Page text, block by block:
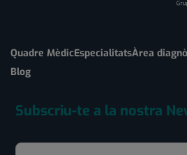
Quadre MèdicEspecialitatsÀrea
Blog
Subscriu-te a la nostra